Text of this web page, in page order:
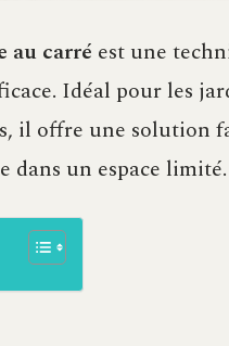
au carré est une
Idéal pour les
il offre une solution
dans un espace limité.